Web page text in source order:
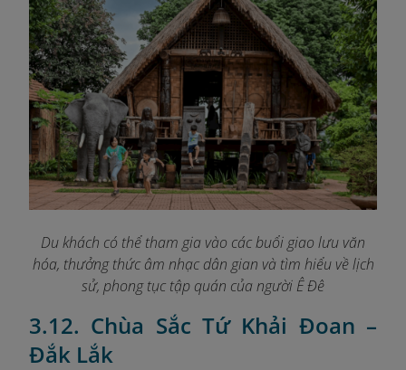
Du khách có thể tham gia vào các buổi giao lưu văn
hóa, thưởng thức âm nhạc dân gian và tìm hiểu về lịch
sử, phong tục tập quán của người Ê Đê
3.12. Chùa Sắc Tứ Khải Đoan –
Đắk Lắk